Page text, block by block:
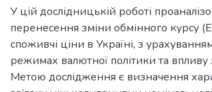
У цій дослідницькій роботі
перенесення зміни обмінного курсу
споживчі ціни в Україні, з
режимах валютної політики та впливу
Метою дослідження є визначення